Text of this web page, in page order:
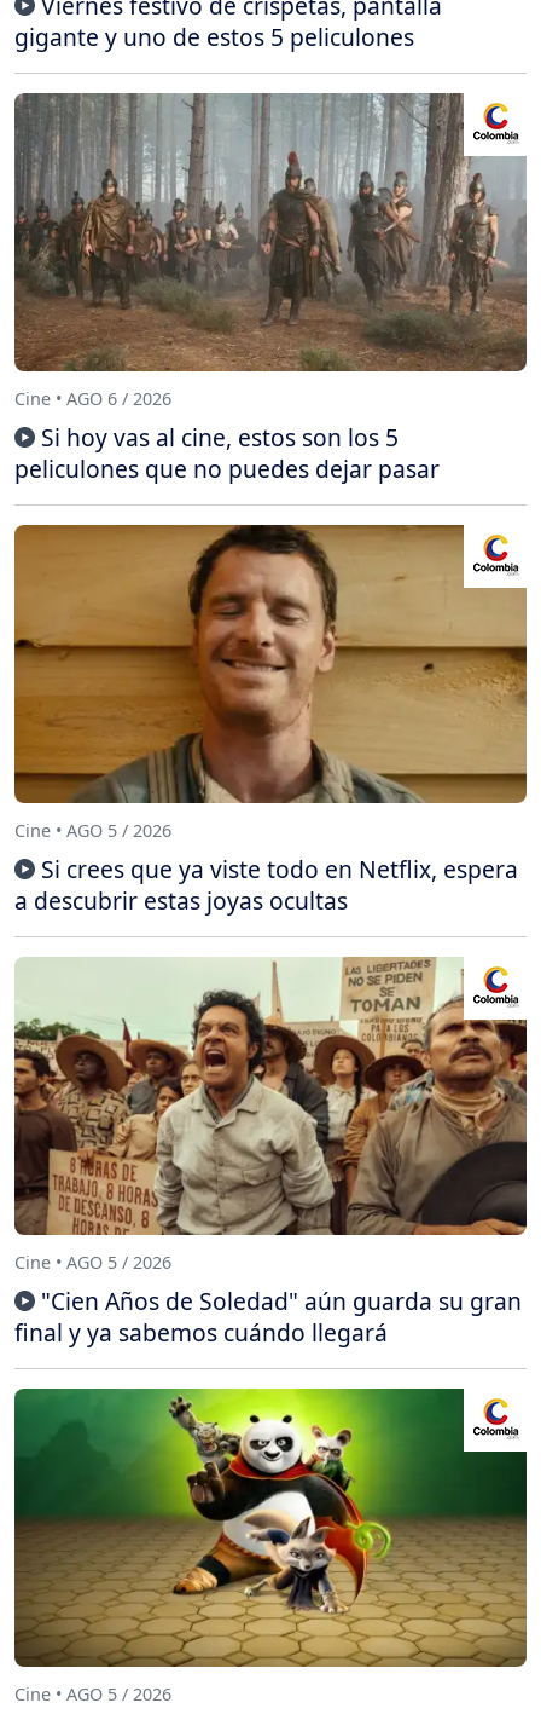
gigante y uno de estos 5 peliculones
Cine • AGO 6 / 2026
Si hoy vas al cine, estos son los 5
peliculones que no puedes dejar pasar
Cine • AGO 5 / 2026
Si crees que ya viste todo en Netflix, espera
a descubrir estas joyas ocultas
Cine • AGO 5 / 2026
"Cien Años de Soledad" aún guarda su gran
final y ya sabemos cuándo llegará
Cine • AGO 5 / 2026